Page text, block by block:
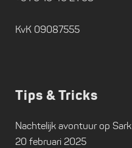
KvK 09087555
Tips & Tricks
Nachtelijk avontuur op Sark
20 februari 2025